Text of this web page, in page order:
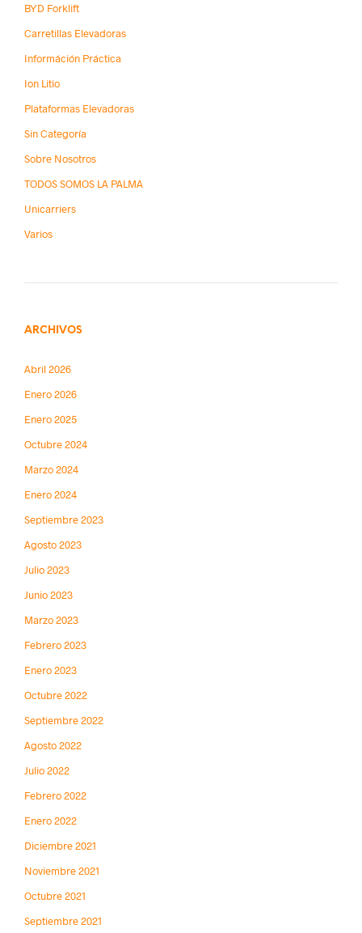
BYD Forklift
Carretillas Elevadoras
Információn Práctica
Ion Litio
Plataformas Elevadoras
Sin Categoría
Sobre Nosotros
TODOS SOMOS LA PALMA
Unicarriers
Varios
ARCHIVOS
Abril 2026
Enero 2026
Enero 2025
Octubre 2024
Marzo 2024
Enero 2024
Septiembre 2023
Agosto 2023
Julio 2023
Junio 2023
Marzo 2023
Febrero 2023
Enero 2023
Octubre 2022
Septiembre 2022
Agosto 2022
Julio 2022
Febrero 2022
Enero 2022
Diciembre 2021
Noviembre 2021
Octubre 2021
Septiembre 2021